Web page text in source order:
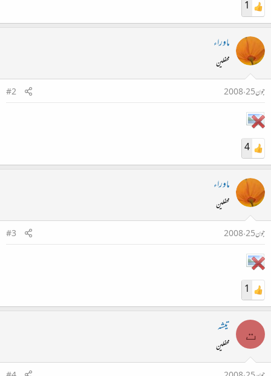
1
ماوراء
محفلین
جون 25، 2008
#2
4
ماوراء
محفلین
جون 25، 2008
#3
1
ت تیشہ
محفلین